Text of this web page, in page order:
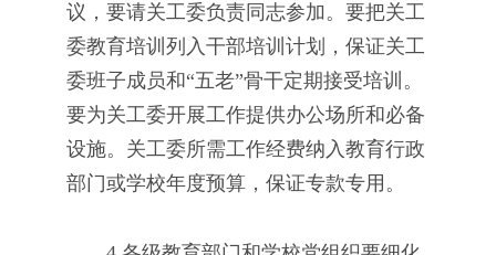
议，要请关工委负责同志参加。要把关工
委教育培训列入干部培训计划，保证关工
委班子成员和“五老”骨干定期接受培训。
要为关工委开展工作提供办公场所和必备
设施。关工委所需工作经费纳入教育行政
部门或学校年度预算，保证专款专用。